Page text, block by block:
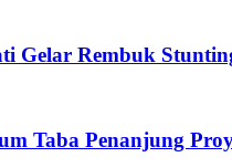
Gelar Rembuk
Taba Penanjung